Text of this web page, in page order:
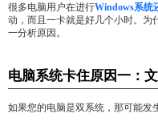
帮助中心
关于迷你兔
很多电脑用户在进行Windows系统
动，而且一卡就是好几个小时。为
一分析原因。
电脑系统卡住原因一：
如果您的电脑是双系统，那可能发